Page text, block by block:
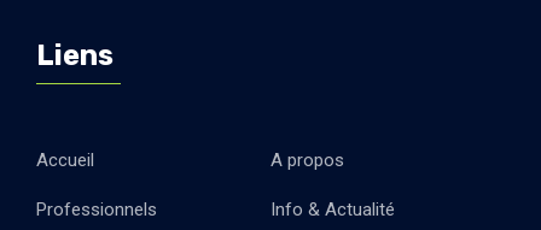
Liens
Accueil A propos
Professionnels Info & Actualité